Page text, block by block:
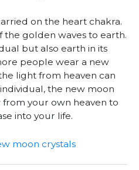
on the heart chakra.
the golden waves to earth.
but also earth in its
people wear a new
light from heaven can
the new moon
your own heaven to
into your life.
moon crystals